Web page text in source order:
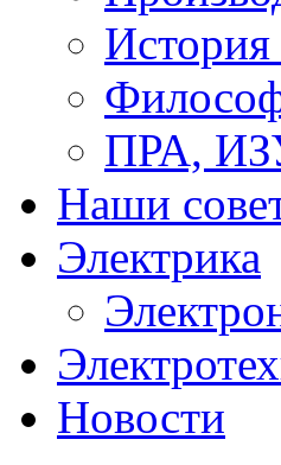
ПРА,
Наши
Электрика
Новости